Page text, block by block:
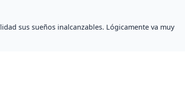
sus sueños inalcanzables. Lógicamente va muy